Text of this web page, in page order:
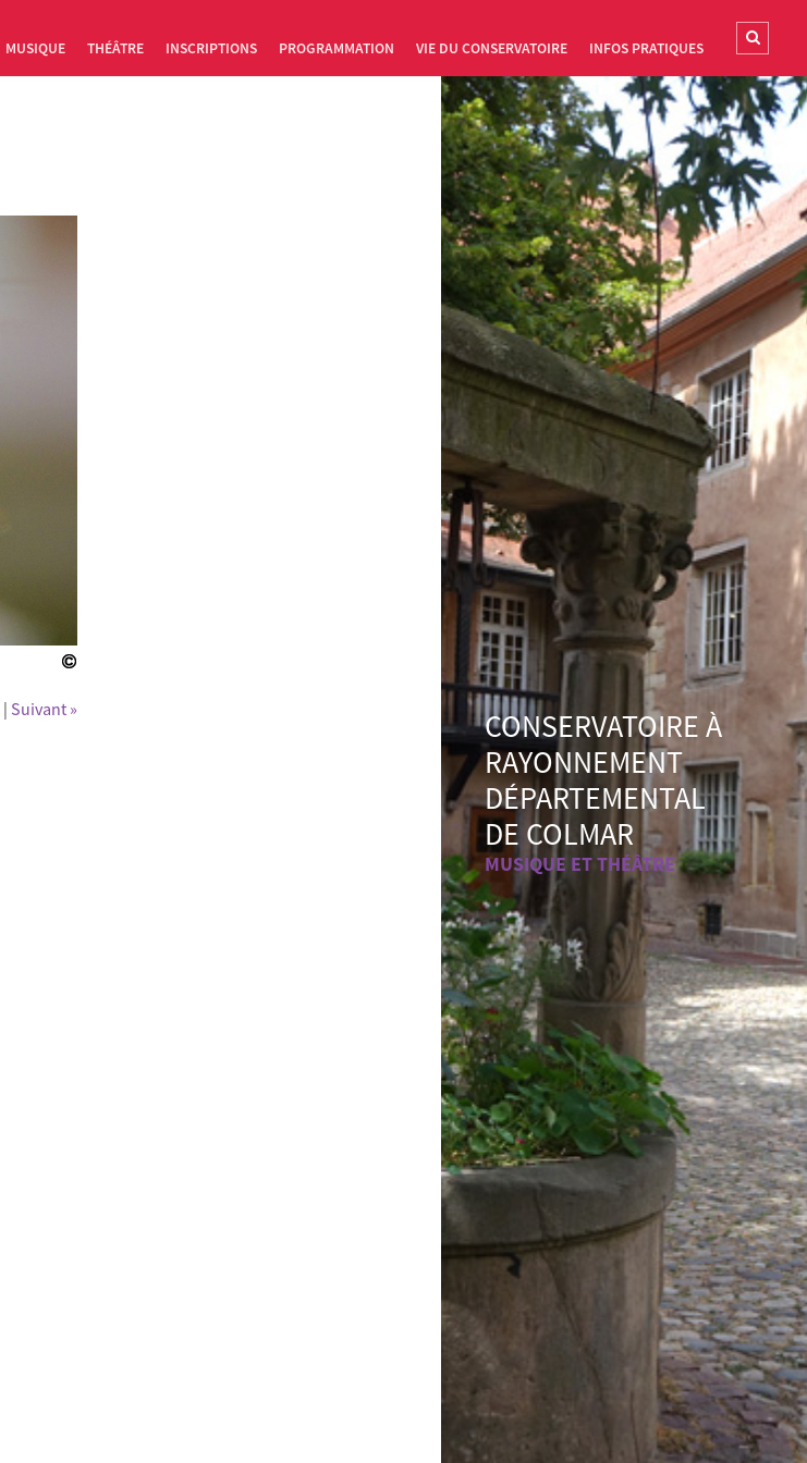
MUSIQUE THÉÂTRE INSCRIPTIONS PROGRAMMATION VIE DU CONSERVATOIRE INFOS PRATIQUES
| Suivant »
CONSERVATOIRE À
RAYONNEMENT
DÉPARTEMENTAL
DE COLMAR
MUSIQUE ET THÉÂTRE